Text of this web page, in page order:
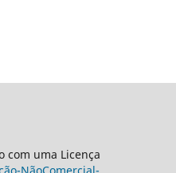
com uma Licença
NãoComercial-